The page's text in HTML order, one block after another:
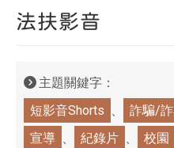
法扶影音
主題關鍵字：
短影音Shorts
詐騙/
宣導
紀錄片 校園